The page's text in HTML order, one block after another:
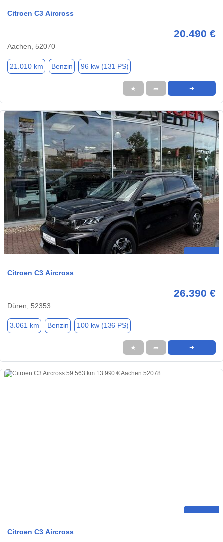
Citroen C3 Aircross
20.490 €
Aachen, 52070
21.010 km Benzin 96 kw (131 PS)
★ ➦ ➜
Citroen C3 Aircross
26.390 €
Düren, 52353
3.061 km Benzin 100 kw (136 PS)
★ ➦ ➜
Citroen C3 Aircross